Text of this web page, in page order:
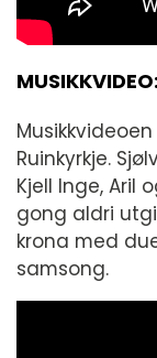
Ruinkyrkje.
Kjell Inge, Aril
gong aldri
krona med
samsong.